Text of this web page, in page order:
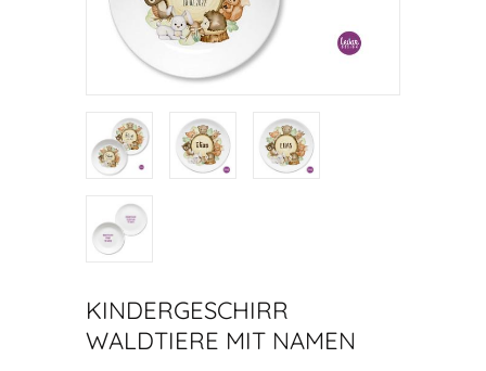
KINDERGESCHIRR
WALDTIERE MIT NAMEN